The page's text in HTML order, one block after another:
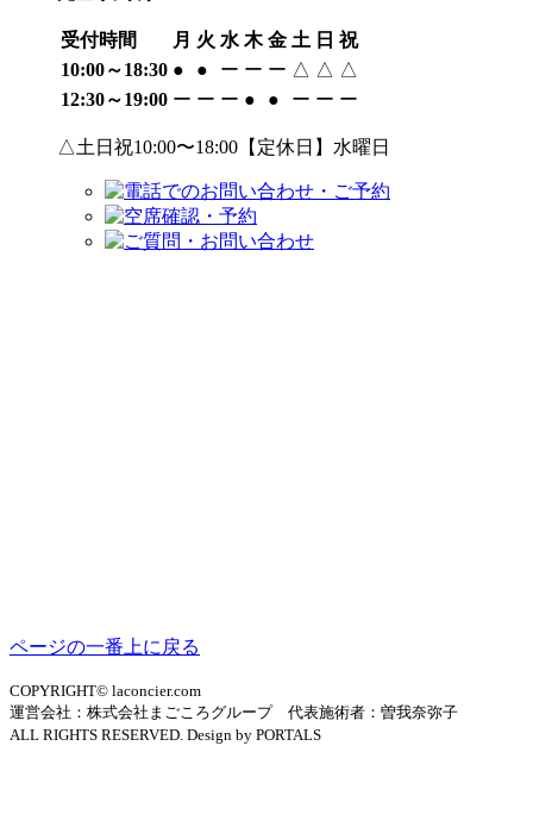
受付時間 月 火 水 木 金 土 日 祝
10:00～18:30 ● ● ー ー ー △ △ △
12:30～19:00 ー ー ー ● ● ー ー ー
△土日祝10:00〜18:00【定休日】水曜日
ページの一番上に戻る
COPYRIGHT© laconcier.com
運営会社：株式会社まごころグループ 代表施術者：曽我奈弥子
ALL RIGHTS RESERVED. Design by PORTALS